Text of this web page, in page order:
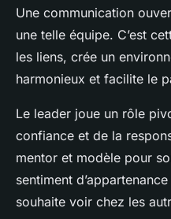
Une communication
une telle équipe. C’est
les liens, crée un
harmonieux et facilite le
Le leader joue un rôle
confiance et de la
mentor et modèle pour
sentiment
souhaite voir chez les